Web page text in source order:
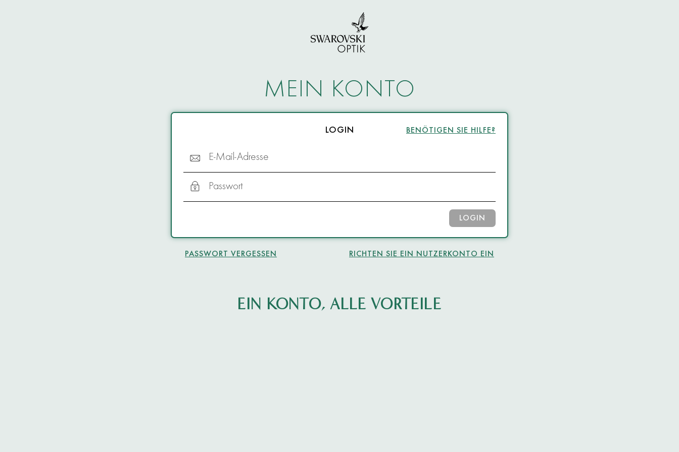
MEIN KONTO
LOGIN BENÖTIGEN SIE HILFE?
E-Mail-Adresse
Passwort
LOGIN
PASSWORT VERGESSEN RICHTEN SIE EIN NUTZERKONTO EIN
EIN KONTO, ALLE VORTEILE